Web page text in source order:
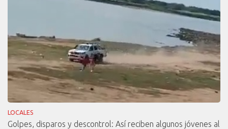
LOCALES
Golpes, disparos y descontrol: Así reciben algunos jóvenes al